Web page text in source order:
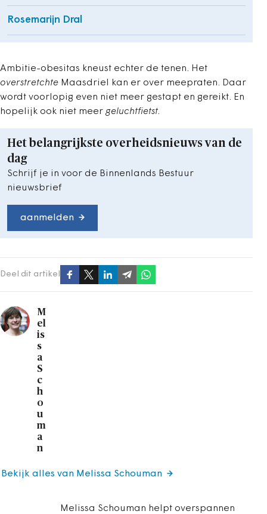
Rosemarijn Dral
Ambitie-obesitas kneust echter de tenen. Het
overstretchte Maasdriel kan er over meepraten. Daar
wordt voorlopig even niet meer gestapt en gereikt. En
hopelijk ook niet meer geluchtfietst.
Het belangrijkste overheidsnieuws van de
dag
Schrijf je in voor de Binnenlands Bestuur
nieuwsbrief
aanmelden
Deel dit artikel
M
el
is
s
a
S
c
h
o
u
m
a
n
Melissa Schouman helpt overspannen
Bekijk alles van Melissa Schouman